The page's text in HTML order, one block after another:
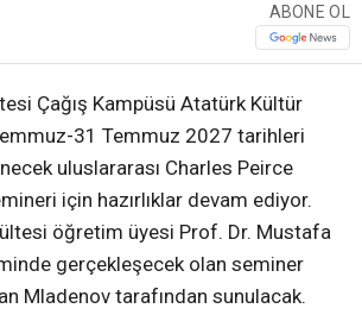
ABONE OL
Çağış Kampüsü Atatürk Kültür
31 Temmuz 2027 tarihleri
uluslararası Charles Peirce
için hazırlıklar devam ediyor.
öğretim üyesi Prof. Dr. Mustafa
gerçekleşecek olan seminer
Mladenov tarafından sunulacak.